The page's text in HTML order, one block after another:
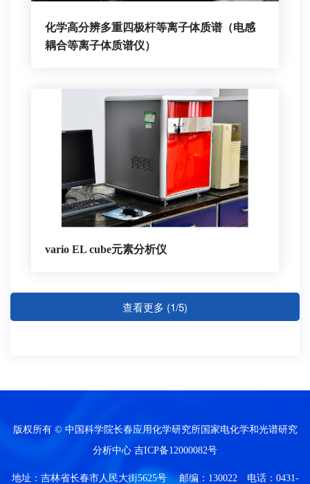
化学高分辨多重四极杆等离子体质谱（电感
耦合等离子体质谱仪）
vario EL cube元素分析仪
查看更多 (1/5)
版权所有 © 中国科学院长春应用化学研究所国家电化学和光谱研究
分析中心 吉ICP备12000082号
地址：吉林省长春市人民大街5625号 邮编：130022 电话：0431-